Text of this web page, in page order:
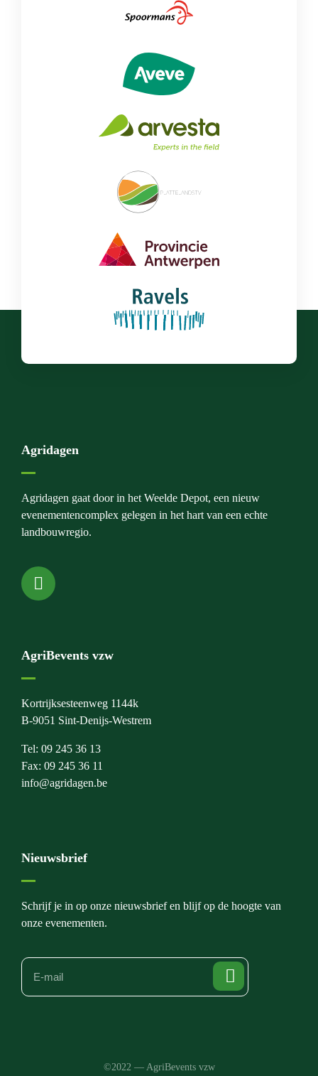
Agridagen
Agridagen gaat door in het Weelde Depot, een nieuw
evenementencomplex gelegen in het hart van een echte
landbouwregio.
AgriBevents vzw
Kortrijksesteenweg 1144k
B-9051 Sint-Denijs-Westrem
Tel: 09 245 36 13
Fax: 09 245 36 11
info@agridagen.be
Nieuwsbrief
Schrijf je in op onze nieuwsbrief en blijf op de hoogte van
onze evenementen.
©2022 — AgriBevents vzw